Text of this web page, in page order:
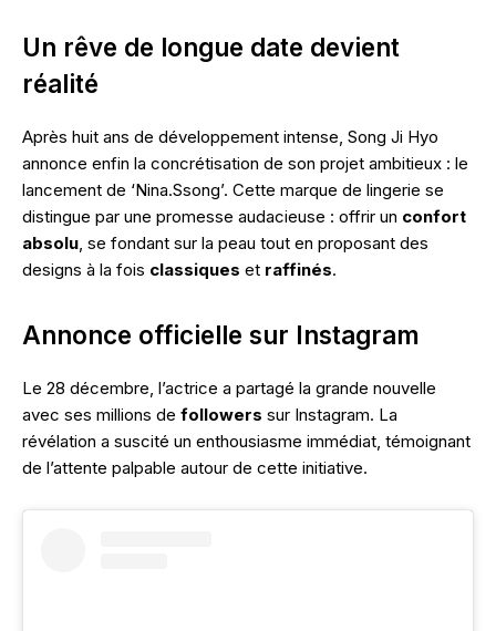
Un rêve de longue date devient
réalité
Après huit ans de développement intense, Song Ji Hyo
annonce enfin la concrétisation de son projet ambitieux : le
lancement de ‘Nina.Ssong’. Cette marque de lingerie se
distingue par une promesse audacieuse : offrir un confort
absolu , se fondant sur la peau tout en proposant des
designs à la fois classiques et raffinés.
Annonce officielle sur Instagram
Le 28 décembre, l’actrice a partagé la grande nouvelle
avec ses millions de followers sur Instagram. La
révélation a suscité un enthousiasme immédiat, témoignant
de l’attente palpable autour de cette initiative.